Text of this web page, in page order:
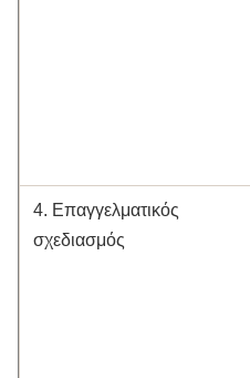
4. Επαγγελματικός
σχεδιασμός